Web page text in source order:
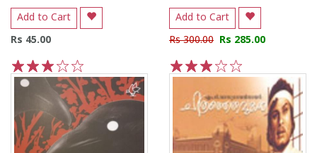
Add to Cart
Rs 45.00
5
4
3
2
1
Add to Cart
Rs 300.00 Rs 285.00
5
4
3
2
1